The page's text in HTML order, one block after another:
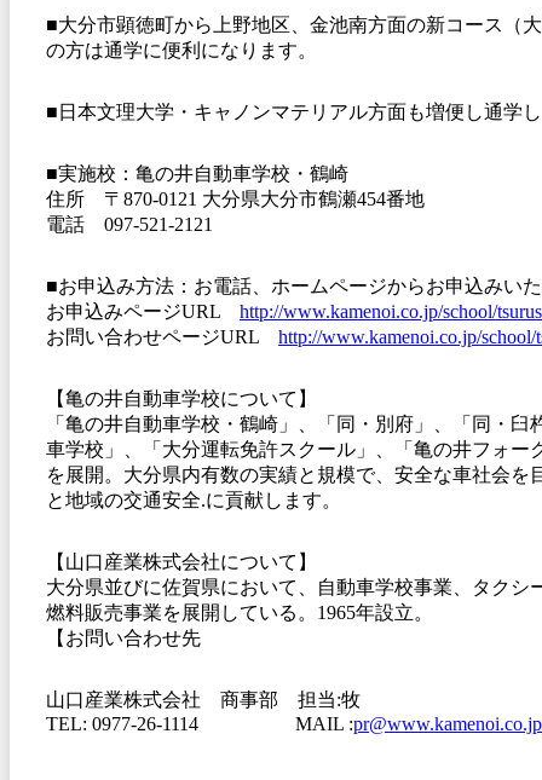
■大分市顕徳町から上野地区、金池南方面の新コース（
の方は通学に便利になります。
■日本文理大学・キャノンマテリアル方面も増便し通学
■実施校：亀の井自動車学校・鶴崎
住所 〒870-0121 大分県大分市鶴瀬454番地
電話 097-521-2121
■お申込み方法：お電話、ホームページからお申込みい
お申込みページURL http://www.kamenoi.co.jp/school/
お問い合わせページURL http://www.kamenoi.co.jp/school/
【亀の井自動車学校について】
「亀の井自動車学校・鶴崎」、「同・別府」、「同・臼
車学校」、「大分運転免許スクール」、「亀の井フォー
を展開。大分県内有数の実績と規模で、安全な車社会を
と地域の交通安全.に貢献します。
【山口産業株式会社について】
大分県並びに佐賀県において、自動車学校事業、タクシ
燃料販売事業を展開している。1965年設立。
【お問い合わせ先
山口産業株式会社 商事部 担当:牧
TEL: 0977-26-1114 MAIL :pr@www.kamenoi.co.jp